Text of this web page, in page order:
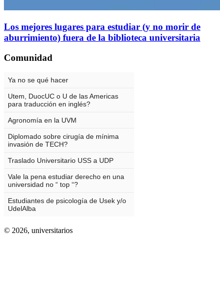
Los mejores lugares para estudiar (y no morir de
aburrimiento) fuera de la biblioteca universitaria
Comunidad
© 2026, universitarios